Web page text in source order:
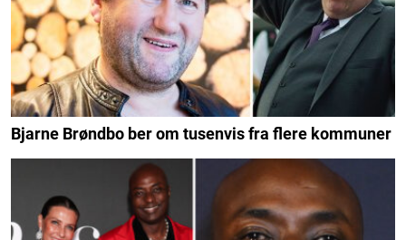
Bjarne Brøndbo ber om tusenvis fra flere kommuner